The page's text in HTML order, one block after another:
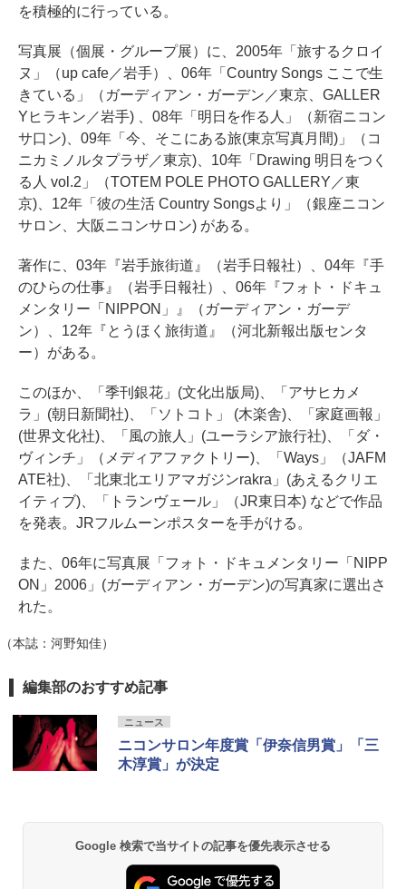
を積極的に行っている。
写真展（個展・グループ展）に、2005年「旅するクロイ
ヌ」（up cafe／岩手）、06年「Country Songs ここで生
きている」（ガーディアン・ガーデン／東京、GALLER
Yヒラキン／岩手) 、08年「明日を作る人」（新宿ニコン
サ口ン)、09年「今、そこにある旅(東京写真月間)」（コ
ニカミノルタプラザ／東京)、10年「Drawing 明日をつく
る人 vol.2」（TOTEM POLE PHOTO GALLERY／東
京)、12年「彼の生活 Country Songsより」（銀座ニコン
サロン、大阪ニコンサロン) がある。
著作に、03年『岩手旅街道』（岩手日報社）、04年『手
のひらの仕事』（岩手日報社）、06年『フォト・ドキュ
メンタリー「NIPPON」』（ガーディアン・ガーデ
ン）、12年『とうほく旅街道』（河北新報出版センタ
ー）がある。
このほか、「季刊銀花」(文化出版局)、「アサヒカメ
ラ」(朝日新聞社)、「ソトコト」 (木楽舎)、「家庭画報」
(世界文化社)、「風の旅人」(ユーラシア旅行社)、「ダ・
ヴィンチ」（メディアファクトリー)、「Ways」（JAFM
ATE社)、「北東北エリアマガジンrakra」(あえるクリエ
イティブ)、「トランヴェール」（JR東日本) などで作品
を発表。JRフルムーンポスターを手がける。
また、06年に写真展「フォト・ドキュメンタリー「NIPP
ON」2006」(ガーディアン・ガーデン)の写真家に選出さ
れた。
（本誌：河野知佳）
編集部のおすすめ記事
ニュース
ニコンサロン年度賞「伊奈信男賞」「三
木淳賞」が決定
Google 検索で当サイトの記事を優先表示させる